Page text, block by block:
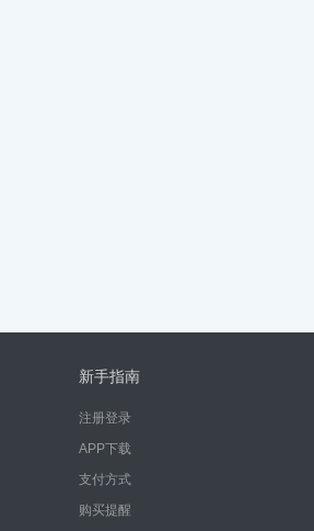
新手指南
注册登录
APP下载
支付方式
购买提醒